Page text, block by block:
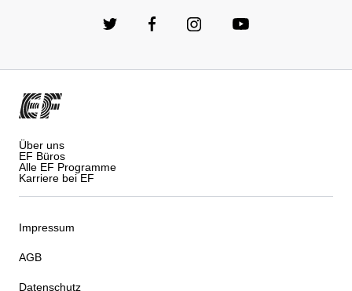
Über uns
EF Büros
Alle EF Programme
Karriere bei EF
Impressum
AGB
Datenschutz